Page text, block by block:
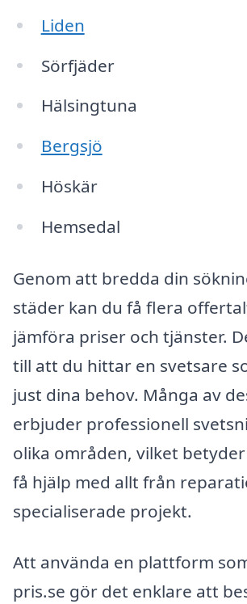
Liden
Sörfjäder
Hälsingtuna
Bergsjö
Höskär
Hemsedal
Genom att bredda din
städer kan du få flera
jämföra priser och tjänster.
till att du hittar en svetsare
just dina behov. Många av
erbjuder professionell
olika områden, vilket
få hjälp med allt från
specialiserade projekt.
Att använda en plattform
pris.se gör det enklare att